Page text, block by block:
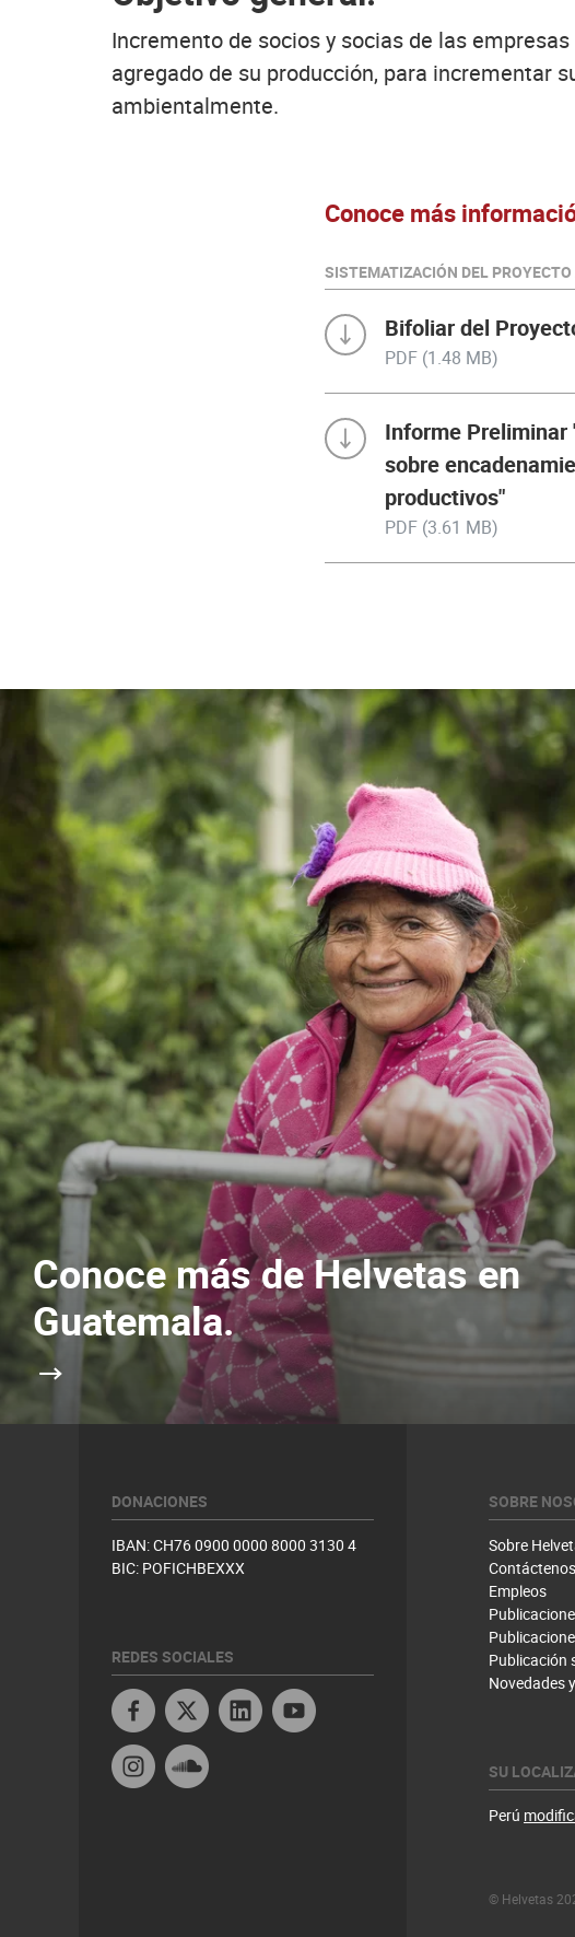
Incremento de socios y socias de las
agregado de su producción, para incrementar
ambientalmente.
Conoce más
SISTEMATIZACIÓN DEL
Bifoliar del
PDF (1.48 MB)
Informe Preliminar
sobre
productivos"
PDF (3.61 MB)
Conoce más de Helvetas en
Guatemala.
DONACIONES
IBAN: CH76 0900 0000 8000 3130 4
BIC: POFICHBEXXX
REDES SOCIALES
Facebook Linkedin
Instagram
SOBRE
Sobre
Contáctenos
Empleos
Publicación
Novedades
SU
Perú
© Helvetas